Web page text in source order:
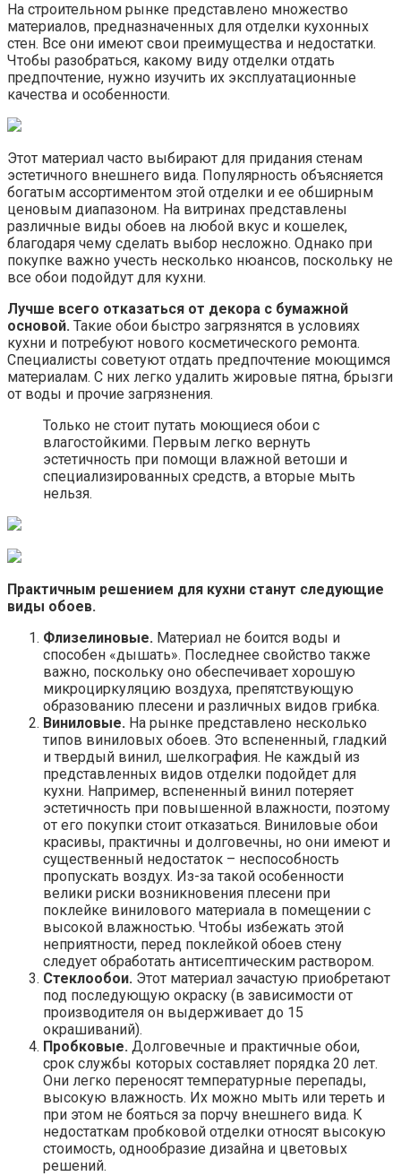
На строительном рынке представлено множество
материалов, предназначенных для отделки кухонных
стен. Все они имеют свои преимущества и недостатки.
Чтобы разобраться, какому виду отделки отдать
предпочтение, нужно изучить их эксплуатационные
качества и особенности.
Этот материал часто выбирают для придания стенам
эстетичного внешнего вида. Популярность объясняется
богатым ассортиментом этой отделки и ее обширным
ценовым диапазоном. На витринах представлены
различные виды обоев на любой вкус и кошелек,
благодаря чему сделать выбор несложно. Однако при
покупке важно учесть несколько нюансов, поскольку не
все обои подойдут для кухни.
Лучше всего отказаться от декора с бумажной
основой. Такие обои быстро загрязнятся в условиях
кухни и потребуют нового косметического ремонта.
Специалисты советуют отдать предпочтение моющимся
материалам. С них легко удалить жировые пятна, брызги
от воды и прочие загрязнения.
Только не стоит путать моющиеся обои с
влагостойкими. Первым легко вернуть
эстетичность при помощи влажной ветоши и
специализированных средств, а вторые мыть
нельзя.
Практичным решением для кухни станут следующие
виды обоев.
Флизелиновые. Материал не боится воды и
способен «дышать». Последнее свойство также
важно, поскольку оно обеспечивает хорошую
микроциркуляцию воздуха, препятствующую
образованию плесени и различных видов грибка.
Виниловые. На рынке представлено несколько
типов виниловых обоев. Это вспененный, гладкий
и твердый винил, шелкография. Не каждый из
представленных видов отделки подойдет для
кухни. Например, вспененный винил потеряет
эстетичность при повышенной влажности, поэтому
от его покупки стоит отказаться. Виниловые обои
красивы, практичны и долговечны, но они имеют и
существенный недостаток – неспособность
пропускать воздух. Из-за такой особенности
велики риски возникновения плесени при
поклейке винилового материала в помещении с
высокой влажностью. Чтобы избежать этой
неприятности, перед поклейкой обоев стену
следует обработать антисептическим раствором.
Стеклообои. Этот материал зачастую приобретают
под последующую окраску (в зависимости от
производителя он выдерживает до 15
окрашиваний).
Пробковые. Долговечные и практичные обои,
срок службы которых составляет порядка 20 лет.
Они легко переносят температурные перепады,
высокую влажность. Их можно мыть или тереть и
при этом не бояться за порчу внешнего вида. К
недостаткам пробковой отделки относят высокую
стоимость, однообразие дизайна и цветовых
решений.